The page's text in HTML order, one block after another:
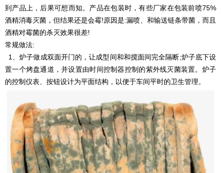
到产品上，后果可想而知。产品在包装时，有些厂家在包装前喷75%
酒精消毒灭菌，但结果还是会霉!原因是:漏喷、和输送链条带菌，而且
酒精对霉菌的杀灭效果很差!
常规做法:
1、炉子做成双面开门的，让成型间和和搅面间完全隔断;炉子底下设
置一个烤盘通道，并设置由时间控制器控制的紫外线灭菌装置。炉子
的控制仪表、按钮设计为平面结构，以便于车间平时的卫生管理。